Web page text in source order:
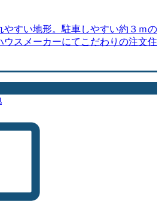
やすい地形。駐車しやすい約３ｍの
スメーカーにてこだわりの注文住